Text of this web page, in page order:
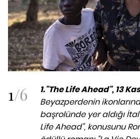
1/6 1."The Life Ahead", 13
Beyazperdenin
başrolünde yer aldığı
Life Ahead", konusunu